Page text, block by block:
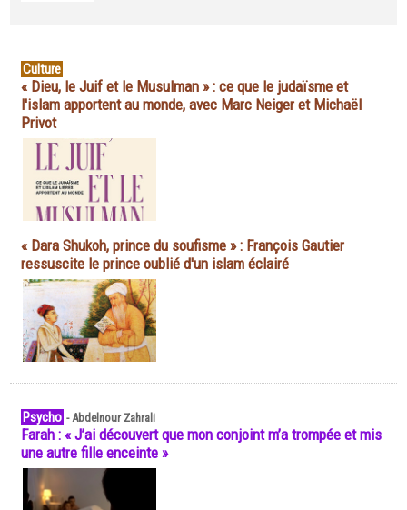
Culture
« Dieu, le Juif et le Musulman » : ce que le judaïsme et
l'islam apportent au monde, avec Marc Neiger et Michaël
Privot
« Dara Shukoh, prince du soufisme » : François Gautier
ressuscite le prince oublié d'un islam éclairé
Psycho -Abdelnour Zahrali
Farah : « J’ai découvert que mon conjoint m’a trompée et mis
une autre fille enceinte »